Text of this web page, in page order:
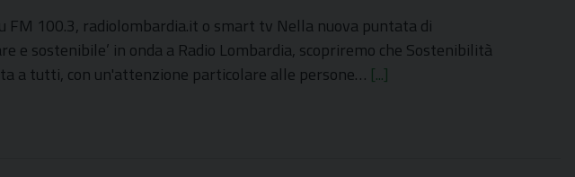
100.3, radiolombardia.it o smart tv Nella nuova puntata di
e sostenibile’ in onda a Radio Lombardia, scopriremo che Sostenibilità
a tutti, con un'attenzione particolare alle persone… [...]